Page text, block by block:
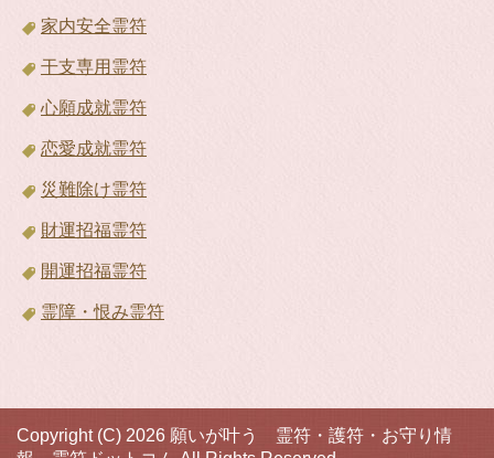
家内安全霊符
干支専用霊符
心願成就霊符
恋愛成就霊符
災難除け霊符
財運招福霊符
開運招福霊符
霊障・恨み霊符
Copyright (C) 2026 願いが叶う 霊符・護符・お守り情